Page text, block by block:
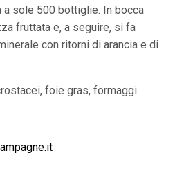
a sole 500 bottiglie. In bocca
fruttata e, a seguire, si fa
con ritorni di arancia e di
foie gras, formaggi